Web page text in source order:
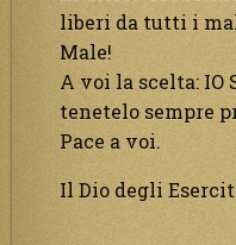
liberi da tutti i
Male!
A voi la scelta: IO
tenetelo sempre
Pace a voi.
Il Dio degli